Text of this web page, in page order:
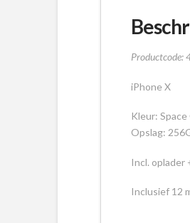
Productcode:
iPhone X
Kleur: Space
Opslag:
Incl. oplader
Inclusief 12